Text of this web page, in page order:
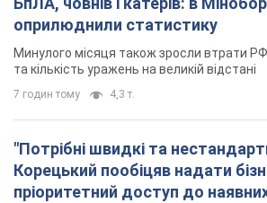
оприлюднили статистику
Минулого місяця також зросли втрати РФ
та кількість уражень на великій відстані
7 годин тому 4,3 т.
"Потрібні швидкі та
Корецький пообіцяв надати
пріоритетний доступ до